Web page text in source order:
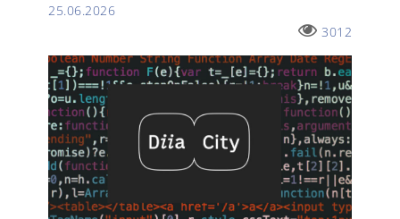
25.06.2026
3012